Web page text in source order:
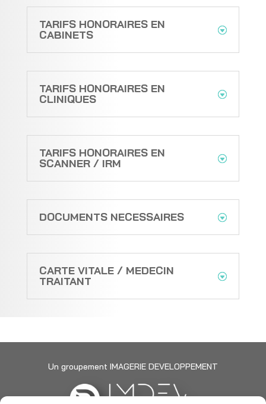
TARIFS HONORAIRES EN
CABINETS
TARIFS HONORAIRES EN
CLINIQUES
TARIFS HONORAIRES EN
SCANNER / IRM
DOCUMENTS NECESSAIRES
CARTE VITALE / MEDECIN
TRAITANT
Un groupement IMAGERIE DEVELOPPEMENT